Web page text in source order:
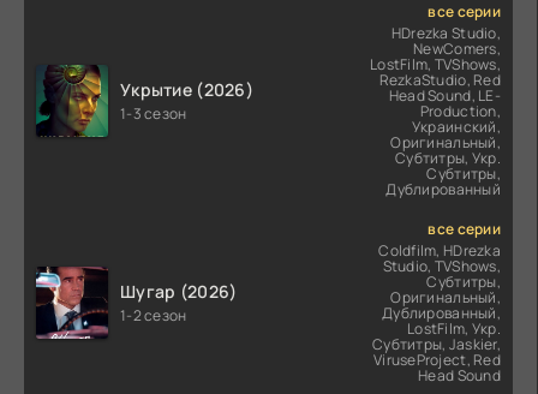
Укрытие (2026)
1-3 сезон
все серии
HDrezka Studio,
NewComers,
LostFilm, TVShows,
RezkaStudio, Red
Head Sound, LE-
Production,
Украинский,
Оригинальный,
Субтитры, Укр.
Субтитры,
Дублированный
Шугар (2026)
1-2 сезон
все серии
Coldfilm, HDrezka
Studio, TVShows,
Субтитры,
Оригинальный,
Дублированный,
LostFilm, Укр.
Субтитры, Jaskier,
ViruseProject, Red
Head Sound